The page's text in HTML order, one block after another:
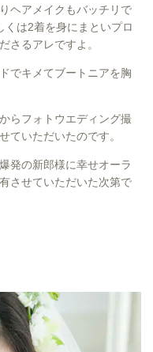
ヘアメイクもバッチリで
くは2着を身にまといプロ
さるアレですよ。
でキメてブートニアを胸
らフォトウエディング撮
ていただいたのです。
発の新郎様に幸せオーラ
させていただいた次第で